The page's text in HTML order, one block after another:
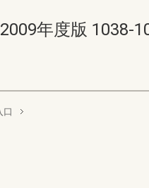
年度版 1038-
口